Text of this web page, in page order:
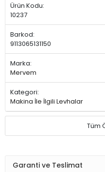
Ürün Kodu:
10237
Barkod:
9113065131150
Marka:
Mervem
Kategori:
Makina İle İlgili Levhalar
Tüm
Garanti ve Teslimat